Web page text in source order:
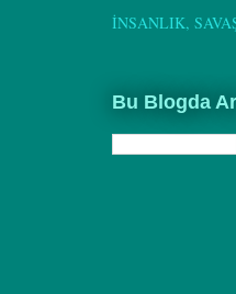
İNSANLIK,
Bu Blogda